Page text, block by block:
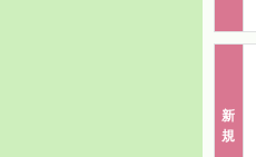
新
規